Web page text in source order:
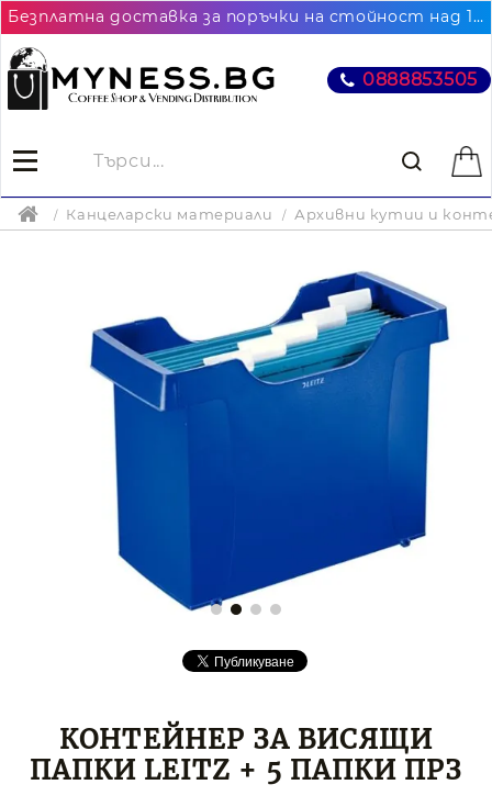
Безплатна доставка за поръчки на стойност над 102.26€ / 200лв. до най-близкия до Вас офис на Еконт
0888853505
Канцеларски материали Архивни кутии и
КОНТЕЙНЕР ЗА ВИСЯЩИ
ПАПКИ LEITZ + 5 ПАПКИ ПРЗ